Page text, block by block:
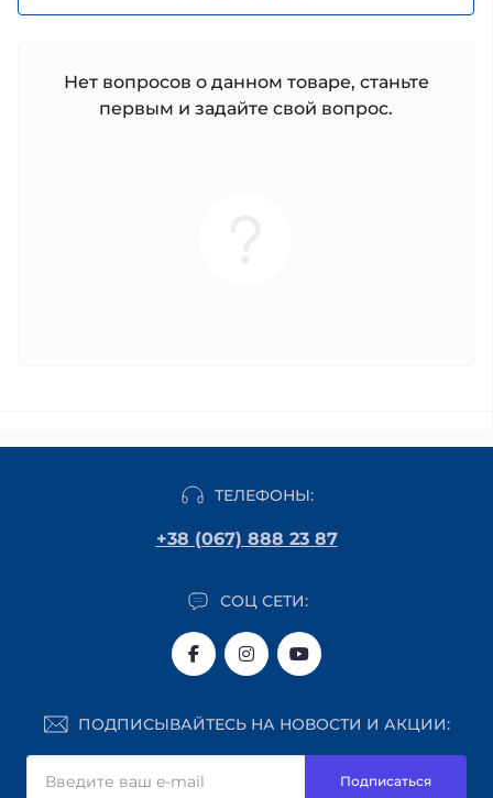
Нет вопросов о данном товаре, станьте
первым и задайте свой вопрос.
ТЕЛЕФОНЫ:
+38 (067) 888 23 87
СОЦ СЕТИ:
ПОДПИСЫВАЙТЕСЬ НА НОВОСТИ И АКЦИИ:
Подписаться